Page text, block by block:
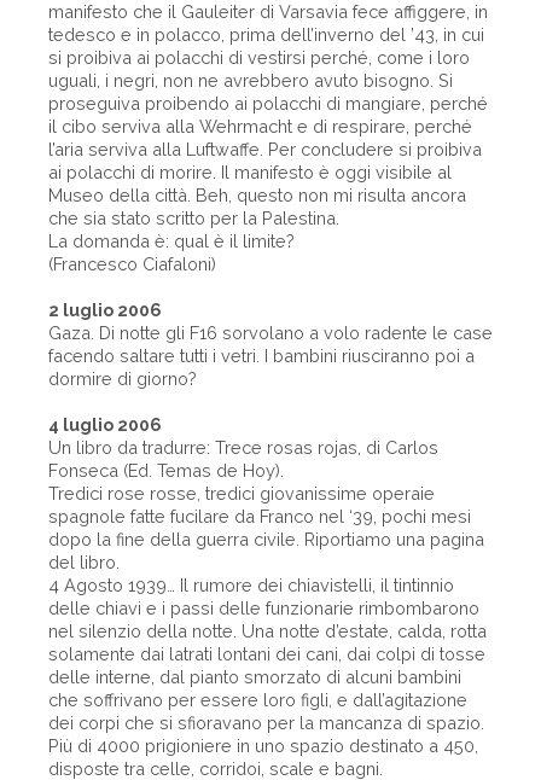
manifesto che il Gauleiter di Varsavia fece affiggere, in
tedesco e in polacco, prima dell’inverno del ’43, in cui
si proibiva ai polacchi di vestirsi perché, come i loro
uguali, i negri, non ne avrebbero avuto bisogno. Si
proseguiva proibendo ai polacchi di mangiare, perché
il cibo serviva alla Wehrmacht e di respirare, perché
l’aria serviva alla Luftwaffe. Per concludere si proibiva
ai polacchi di morire. Il manifesto è oggi visibile al
Museo della città. Beh, questo non mi risulta ancora
che sia stato scritto per la Palestina.
La domanda è: qual è il limite?
(Francesco Ciafaloni)
2 luglio 2006
Gaza. Di notte gli F16 sorvolano a volo radente le case
facendo saltare tutti i vetri. I bambini riusciranno poi a
dormire di giorno?
4 luglio 2006
Un libro da tradurre: Trece rosas rojas, di Carlos
Fonseca (Ed. Temas de Hoy).
Tredici rose rosse, tredici giovanissime operaie
spagnole fatte fucilare da Franco nel ‘39, pochi mesi
dopo la fine della guerra civile. Riportiamo una pagina
del libro.
4 Agosto 1939… Il rumore dei chiavistelli, il tintinnio
delle chiavi e i passi delle funzionarie rimbombarono
nel silenzio della notte. Una notte d’estate, calda, rotta
solamente dai latrati lontani dei cani, dai colpi di tosse
delle interne, dal pianto smorzato di alcuni bambini
che soffrivano per essere loro figli, e dall’agitazione
dei corpi che si sfioravano per la mancanza di spazio.
Più di 4000 prigioniere in uno spazio destinato a 450,
disposte tra celle, corridoi, scale e bagni.